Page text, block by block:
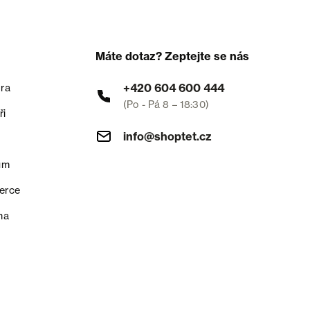
Máte dotaz? Zeptejte se nás
+420 604 600 444
(Po - Pá 8 – 18:30)
info@shoptet.cz